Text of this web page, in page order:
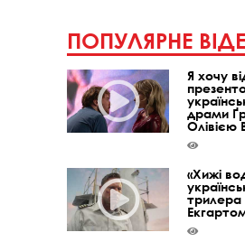
ПОПУЛЯРНЕ
Я хочу
драми
Олівією
«Хижі